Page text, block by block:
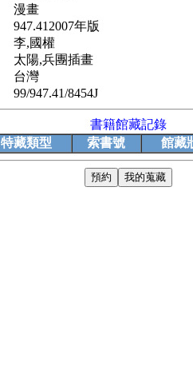
漫畫
947.412007年版
李,國權
太陽,兵團插畫
台灣
99/947.41/8454J
書籍館藏記錄
特藏類型 索書號 館藏